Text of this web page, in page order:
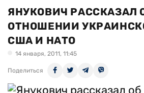
ЯНУКОВИЧ РАССКАЗАЛ
ОТНОШЕНИИ
США И НАТО
14 января, 2011, 11:45
Поделиться